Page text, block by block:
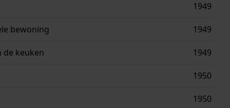
1949
bewoning 1949
de keuken 1949
1950
1950